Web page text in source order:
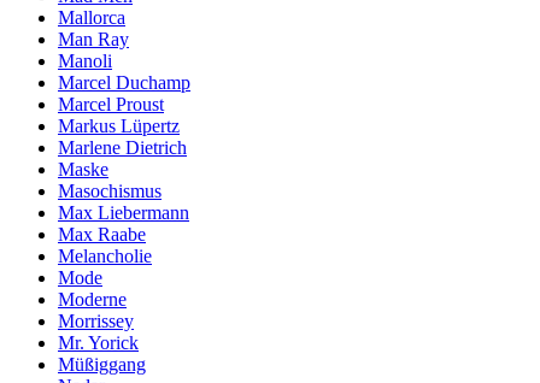
Mallorca
Man Ray
Manoli
Marcel Duchamp
Marcel Proust
Markus Lüpertz
Marlene Dietrich
Maske
Masochismus
Max Liebermann
Max Raabe
Melancholie
Mode
Moderne
Morrissey
Mr. Yorick
Müßiggang